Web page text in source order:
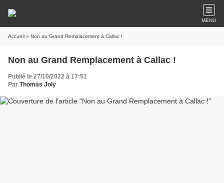
MENU
Accueil » Non au Grand Remplacement à Callac !
Non au Grand Remplacement à Callac !
Publié le 27/10/2022 à 17:51
Par Thomas Joly